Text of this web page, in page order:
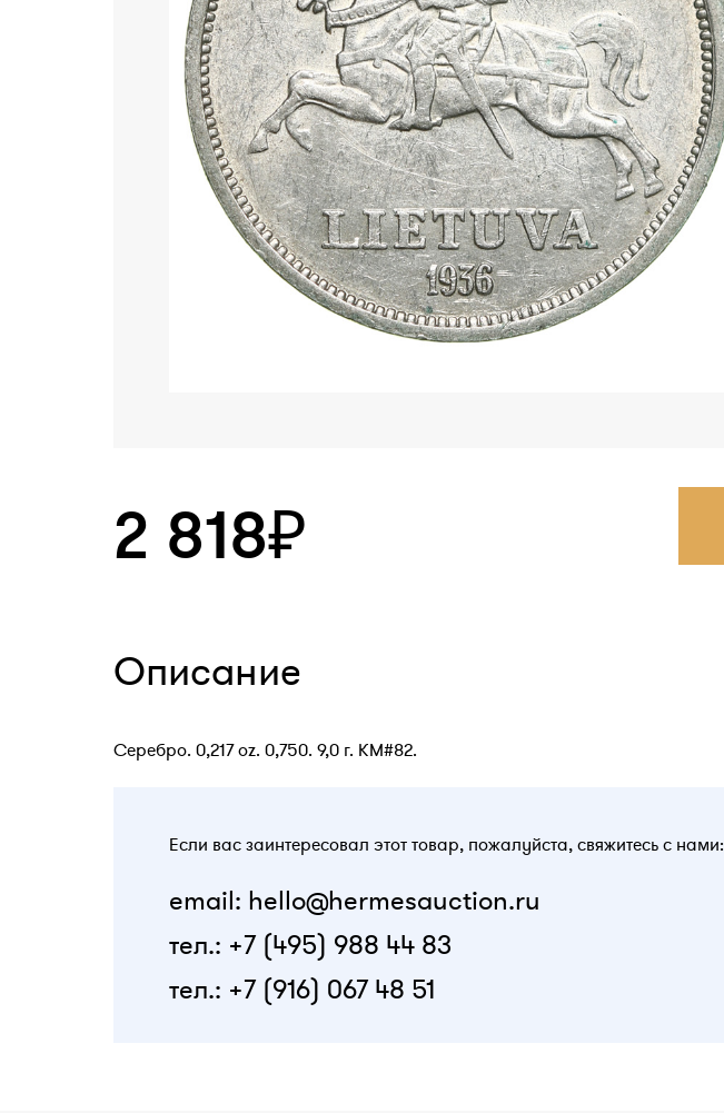
2 818₽
Описание
Серебро. 0,217 oz. 0,750. 9,0 г. КМ#82.
Если вас заинтересовал этот товар, пожалуйста, свяжитесь с нами:
email: hello@hermesauction.ru
тел.: +7 (495) 988 44 83
тел.: +7 (916) 067 48 51